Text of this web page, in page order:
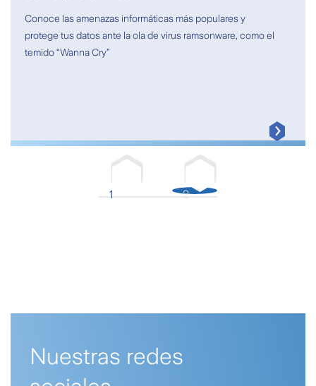
Conoce las amenazas informáticas más populares y
protege tus datos ante la ola de virus ramsonware, como el
temido “Wanna Cry”
1 2
Nuestras redes